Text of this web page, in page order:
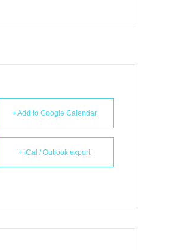
+ Add to Google Calendar
+ iCal / Outlook export